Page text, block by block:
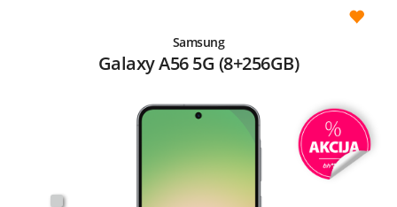
Samsung
Galaxy A56 5G (8+256GB)